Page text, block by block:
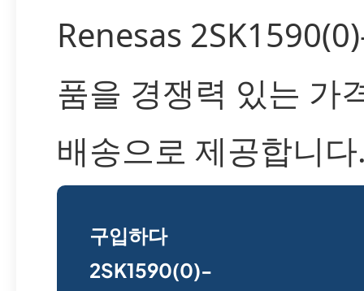
Renesas
품을 경쟁력 있는 가
배송으로 제공합니
구입하다
2SK1590(0)-